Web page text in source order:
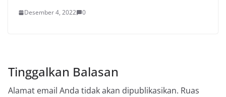
Desember 4, 2022 0
Tinggalkan Balasan
Alamat email Anda tidak akan dipublikasikan. Ruas